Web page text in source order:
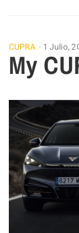
CUPRA 1 Julio,
My